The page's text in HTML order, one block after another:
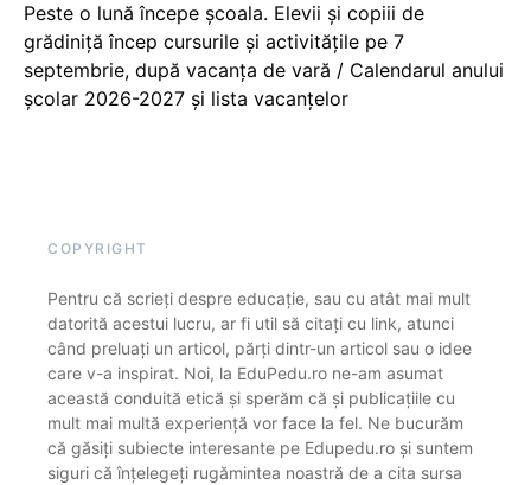
Peste o lună începe școala. Elevii și copiii de
grădiniță încep cursurile și activitățile pe 7
septembrie, după vacanța de vară / Calendarul anului
școlar 2026-2027 și lista vacanțelor
COPYRIGHT
Pentru că scrieți despre educație, sau cu atât mai mult
datorită acestui lucru, ar fi util să citați cu link, atunci
când preluați un articol, părți dintr-un articol sau o idee
care v-a inspirat. Noi, la EduPedu.ro ne-am asumat
această conduită etică și sperăm că și publicațiile cu
mult mai multă experiență vor face la fel. Ne bucurăm
că găsiți subiecte interesante pe Edupedu.ro și suntem
siguri că înțelegeți rugămintea noastră de a cita sursa